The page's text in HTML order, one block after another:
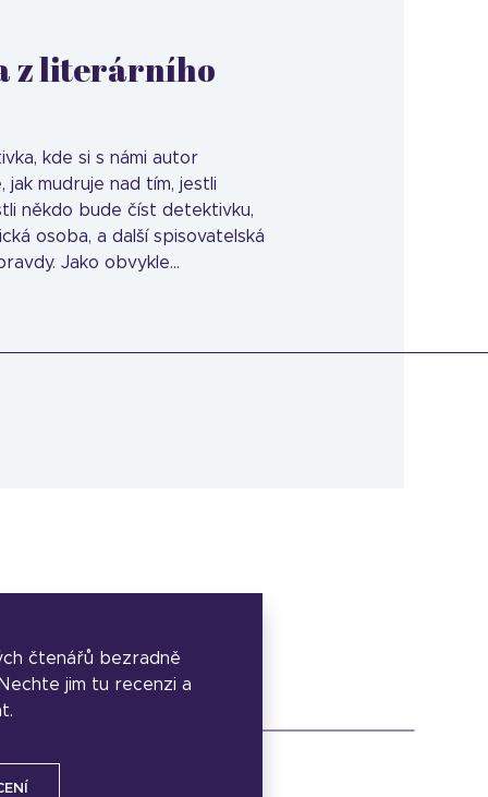
z literárního
kde si s námi autor
mudruje nad tím, jestli
někdo bude číst detektivku,
osoba, a další spisovatelská
Jako obvykle…
čtenářů bezradně
jim tu recenzi a